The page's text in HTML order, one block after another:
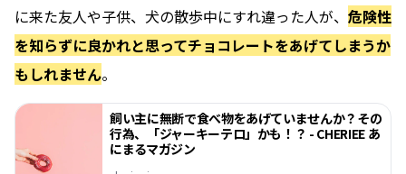
に来た友人や子供、犬の散歩中にすれ違った人が、 危険性
を知らずに良かれと思ってチョコレートをあげてしまうか
もしれません。
飼い主に無断で食べ物をあげていませんか？その
行為、「ジャーキーテロ」かも！？ - CHERIEE あ
にまるマガジン